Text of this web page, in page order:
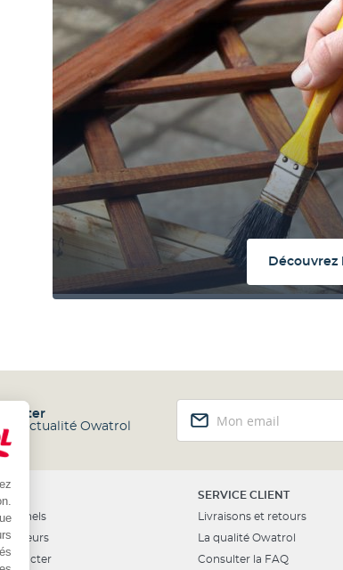
Découvrez
l'actualité Owatrol
notre
contacter
SERVICE CLIENT
Livraisons et retours
La qualité Owatrol
Consulter la FAQ